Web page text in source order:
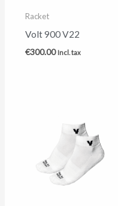
Racket
Volt 900 V22
€300.00 Incl. tax